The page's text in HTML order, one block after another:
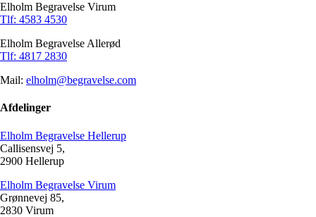
Elholm Begravelse Virum
Tlf: 4583 4530
Elholm Begravelse Allerød
Tlf: 4817 2830
Mail: elholm@begravelse.com
Afdelinger
Elholm Begravelse Hellerup
Callisensvej 5,
2900 Hellerup
Elholm Begravelse Virum
Grønnevej 85,
2830 Virum